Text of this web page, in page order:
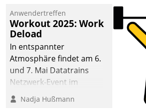
Anwendertreffen
Workout 2025: Work
Deload
In entspannter
Atmosphäre findet am 6.
und 7. Mai Datatrains
Netzwerk-Event im
Kunden- und Partnerkreis
statt. Zentrale Frage: Wie
Nadja Hußmann